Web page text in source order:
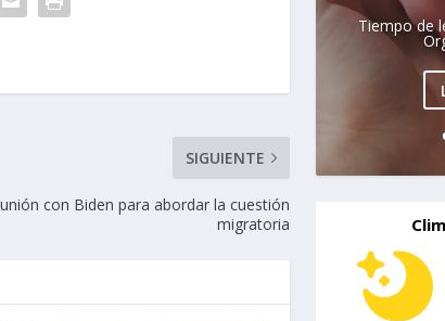
SIGUIENTE
con Biden para abordar la cuestión
migratoria
Tiempo de